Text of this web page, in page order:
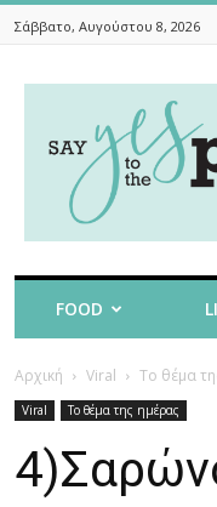
Σάββατο, Αυγούστου 8, 2026
FOOD
Αρχική Viral Το θέμα
Viral Το θέμα της ημέρας